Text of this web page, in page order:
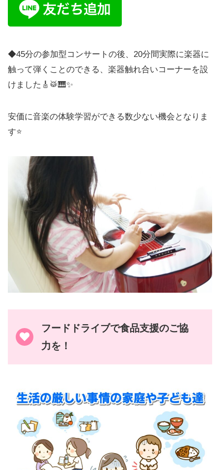
◆45分の参加型コンサートの後、20分間実際に楽器に
触って弾くことのできる、楽器触れ合いコーナーを設
けました🎸🥁🎹✨
安価に音楽の体験学習ができる数少ない機会となりま
す⭐️
フードドライブで食品支援のご協
力を！